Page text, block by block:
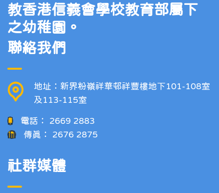
教香港信義會學校教育部屬下
之幼稚園。
聯絡我們
地址：新界粉嶺祥華邨祥豐樓地下101-108室
及113-115室
電話： 2669 2883
傳真： 2676 2875
社群媒體